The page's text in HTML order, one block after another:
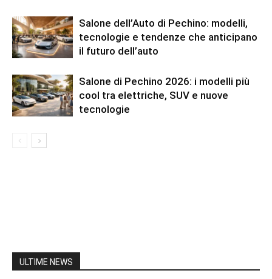
Salone dell’Auto di Pechino: modelli,
tecnologie e tendenze che anticipano
il futuro dell’auto
Salone di Pechino 2026: i modelli più
cool tra elettriche, SUV e nuove
tecnologie
ULTIME NEWS